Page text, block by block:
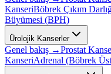
KanseriBöbrek Çıkım
Büyümesi (BPH)
Ürolojik Kanserler
Genel bakış →Prostat
KanseriAdrenal (Böbrek